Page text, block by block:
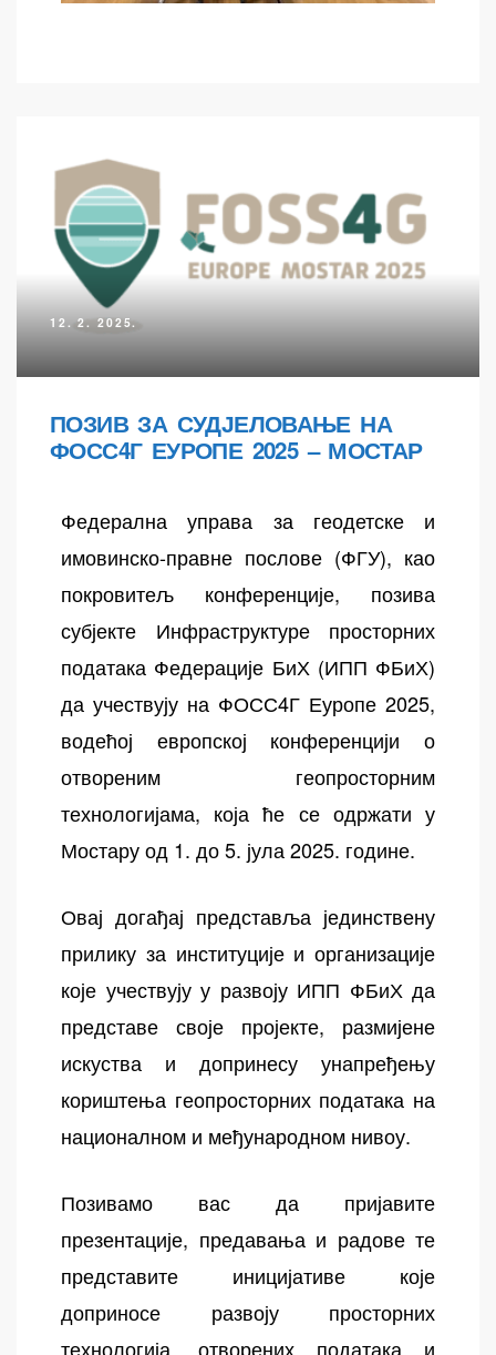
12. 2. 2025.
ПОЗИВ ЗА СУДЈЕЛОВАЊЕ НА
ФОСС4Г ЕУРОПЕ 2025 – МОСТАР
Федерална управа за геодетске и
имовинско-правне послове (ФГУ), као
покровитељ конференције, позива
субјекте Инфраструктуре просторних
података Федерације БиХ (ИПП ФБиХ)
да учествују на ФОСС4Г Еуропе 2025,
водећој европској конференцији о
отвореним геопросторним
технологијама, која ће се одржати у
Мостару од 1. до 5. јула 2025. године.
Овај догађај представља јединствену
прилику за институције и организације
које учествују у развоју ИПП ФБиХ да
представе своје пројекте, размијене
искуства и допринесу унапређењу
кориштења геопросторних података на
националном и међународном нивоу.
Позивамо вас да пријавите
презентације, предавања и радове те
представите иницијативе које
доприносе развоју просторних
технологија, отворених података и